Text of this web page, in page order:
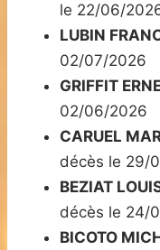
le 22/06/
LUBIN
02/07/2026
GRIFFIT
02/06/2026
CARUEL
décès le 29/
BEZIAT
décès le 24/
BICOTO